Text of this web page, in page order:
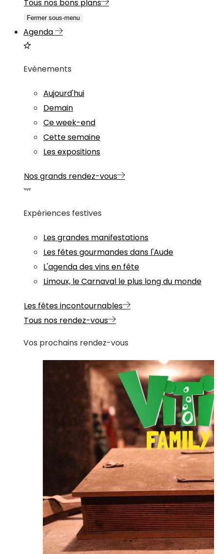
Tous nos bons plans
Fermer sous-menu
Agenda
Evénements
Aujourd'hui
Demain
Ce week-end
Cette semaine
Les expositions
Nos grands rendez-vous
Expériences festives
Les grandes manifestations
Les fêtes gourmandes dans l'Aude
L'agenda des vins en fête
Limoux, le Carnaval le plus long du monde
Les fêtes incontournables
Tous nos rendez-vous
Vos prochains rendez-vous